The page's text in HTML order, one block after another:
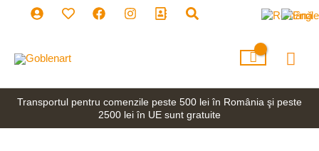
Transportul pentru comenzile peste 500 lei în România şi peste
2500 lei în UE sunt gratuite